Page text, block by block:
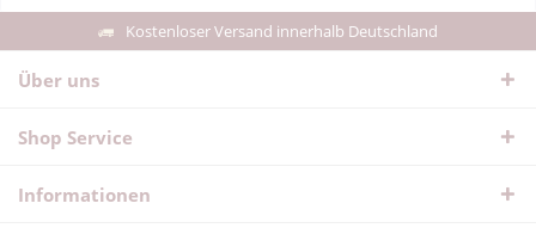
Kostenloser Versand innerhalb Deutschland
Über uns
Shop Service
Informationen